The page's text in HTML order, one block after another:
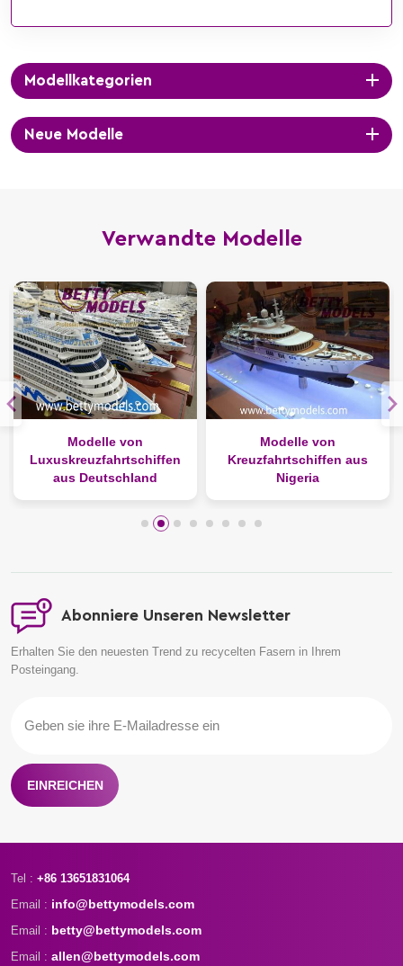
Modellkategorien
Neue Modelle
Verwandte Modelle
Modelle von
Deutschland
Modelle von
Kreuzfahrtschiffen aus
Abonniere Unseren Newsletter
Erhalten Sie den neuesten Trend zu recycelten Fasern in Ihrem
Posteingang.
EINREICHEN
Tel : +86 13651831064
Email : info@bettymodels.com
Email : betty@bettymodels.com
Email : allen@bettymodels.com